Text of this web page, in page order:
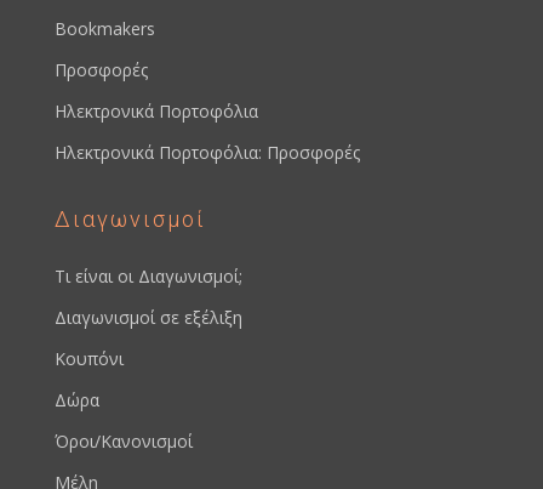
Bookmakers
Προσφορές
Ηλεκτρονικά Πορτοφόλια
Ηλεκτρονικά Πορτοφόλια: Προσφορές
Διαγωνισμοί
Τι είναι οι Διαγωνισμοί;
Διαγωνισμοί σε εξέλιξη
Κουπόνι
Δώρα
Όροι/Κανονισμοί
Μέλη